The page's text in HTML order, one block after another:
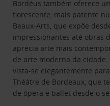
Bordéus também oferece
florescente, mais patente
Beaux-Arts, que expõe
impressionantes até obras
aprecia arte mais
de arte moderna da cidade.
vista-se elegantemente
Théâtre de Bordeaux, que
de ópera e ballet desde o